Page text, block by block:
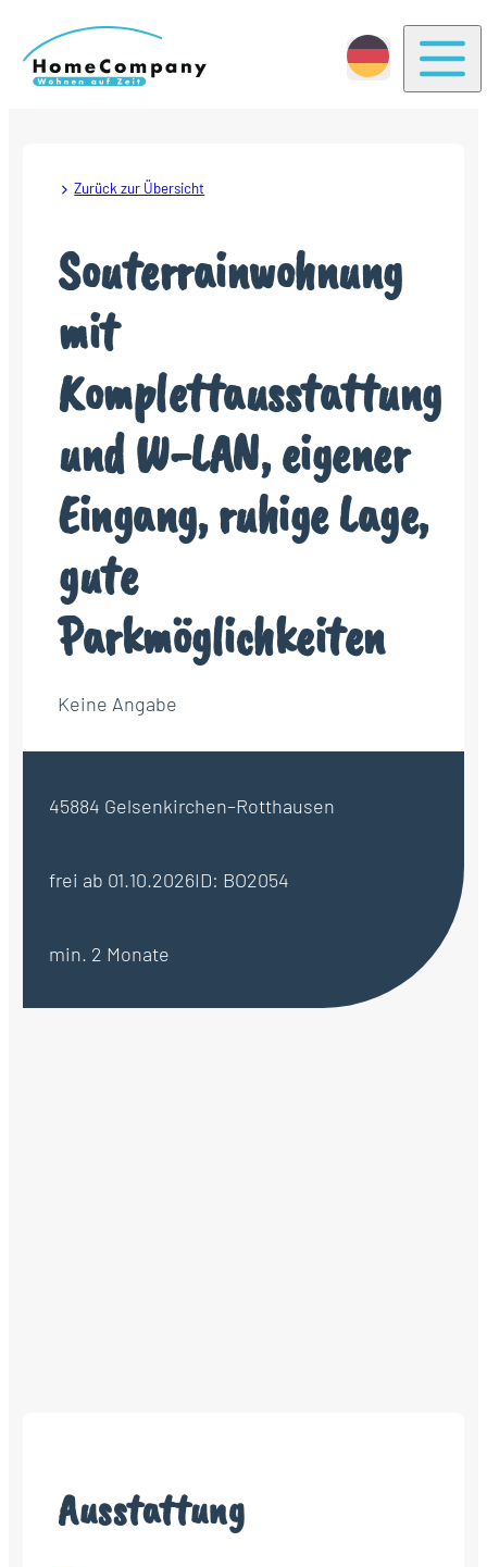
Zurück zur Übersicht
Souterrainwohnung
mit
Komplettausstattung
und W-LAN, eigener
Eingang, ruhige Lage,
gute
Parkmöglichkeiten
Keine Angabe
45884 Gelsenkirchen–Rotthausen
frei ab 01.10.2026ID: BO2054
min. 2 Monate
Ausstattung